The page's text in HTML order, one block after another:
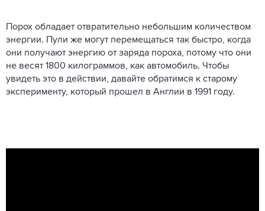
Порох обладает отвратительно небольшим количеством
энергии. Пули же могут перемещаться так быстро, когда
они получают энергию от заряда пороха, потому что они
не весят 1800 килограммов, как автомобиль. Чтобы
увидеть это в действии, давайте обратимся к старому
эксперименту, который прошел в Англии в 1991 году.